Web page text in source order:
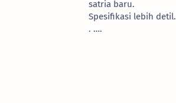
satria baru.
Spesifikasi lebih detil.
. ….